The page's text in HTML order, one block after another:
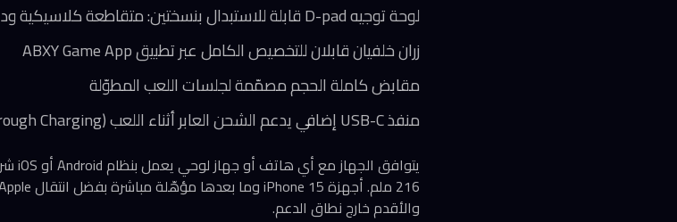
لوحة توجيه D-pad قابلة للاستبدال بنسختين: متقاطعة كلاسيكية ودائرية
زران خلفيان قابلان للتخصيص الكامل عبر تطبيق ABXY Game App
مقابض كاملة الحجم مصمّمة لجلسات اللعب المطوّلة
منفذ USB-C إضافي يدعم الشحن العابر أثناء اللعب (Passthrough Charging)
والأقدم خارج نطاق الدعم.